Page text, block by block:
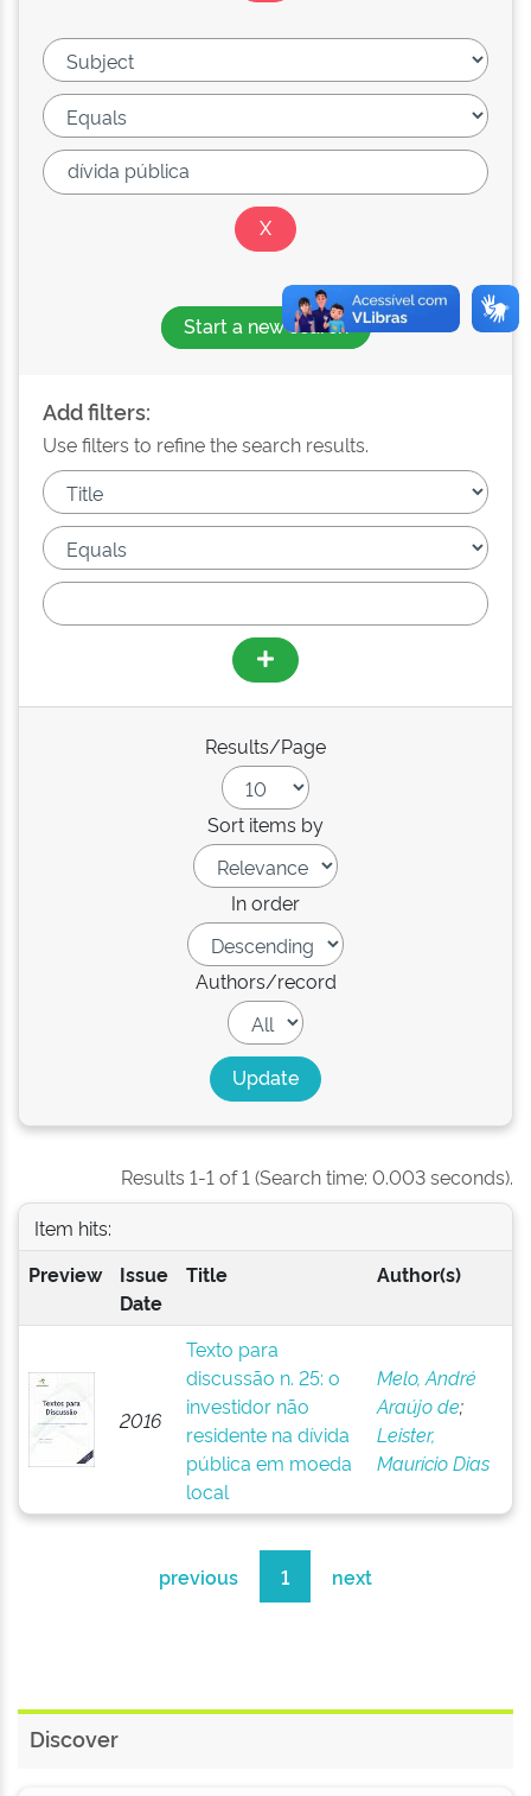
Start a new search
Add filters:
Use filters to refine the search results.
Results/Page
Sort items by
In order
Authors/record
Results 1-1 of 1 (Search time: 0.003 seconds).
Item hits:
Preview
Issue
Date
Title Author(s)
2016
Texto para
discussão n. 25: o
investidor não
residente na dívida
pública em moeda
local
Melo, André
Araújo de;
Leister,
Maurício Dias
previous 1 next
Discover